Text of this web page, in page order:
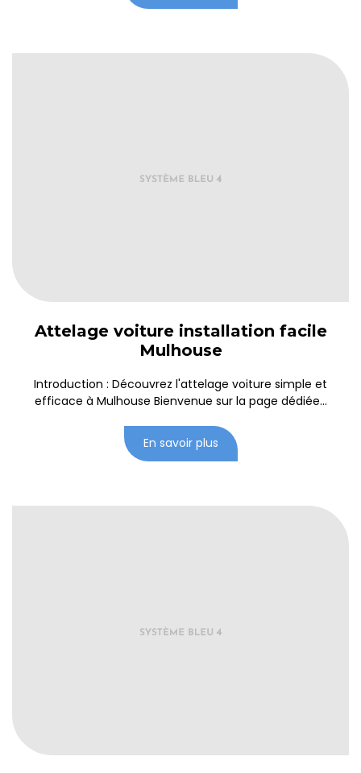
Attelage voiture installation facile
Mulhouse
Introduction : Découvrez l'attelage voiture simple et
efficace à Mulhouse Bienvenue sur la page dédiée...
En savoir plus